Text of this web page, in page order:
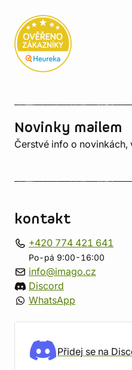
Novinky mailem
Čerstvé info o
kontakt
+420 774 421 641
Po-pá 9:00-16:00
info@imago.cz
Discord
WhatsApp
Přidej se na